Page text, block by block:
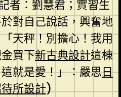
者：劉慧君；實習生
對自己說話，興奮地
天秤！別擔心！我用
買下新古典設計這棟
就是愛！」：嚴思日
所設計)